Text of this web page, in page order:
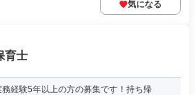
気になる
育士
経験5年以上の方の募集です！持ち帰